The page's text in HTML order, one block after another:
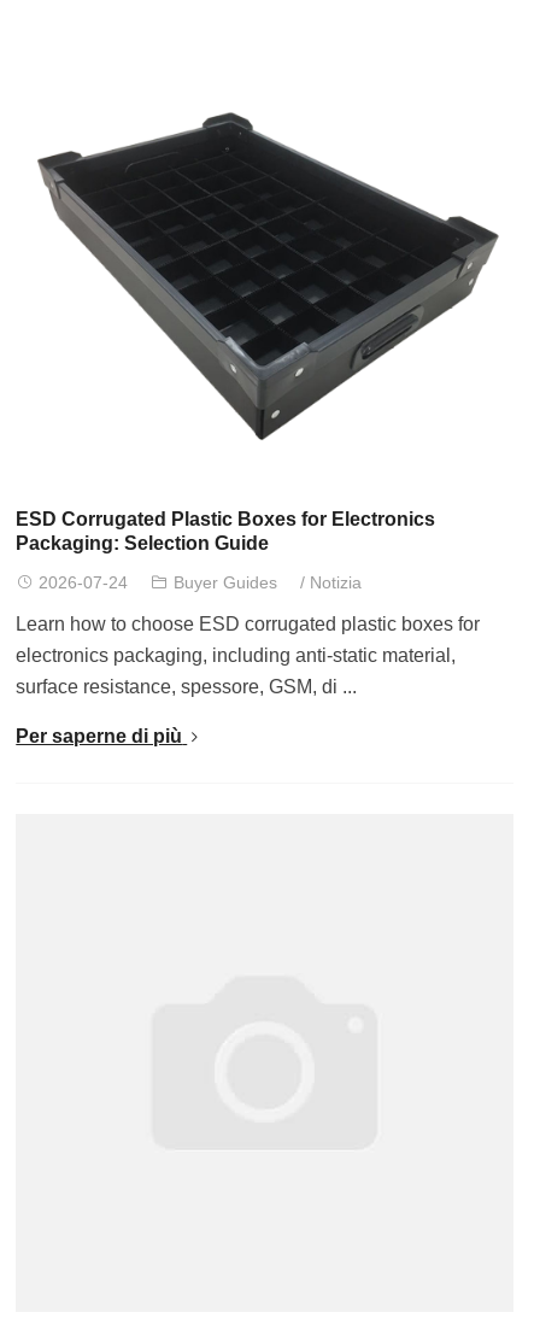
ESD Corrugated Plastic Boxes for Electronics
Packaging:Selection Guide
2026-07-24 Buyer Guides / Notizia
Learn how to choose ESD corrugated plastic boxes for
electronics packaging, including anti-static material ,
surface resistance, spessore, GSM,di ...
Per saperne di più